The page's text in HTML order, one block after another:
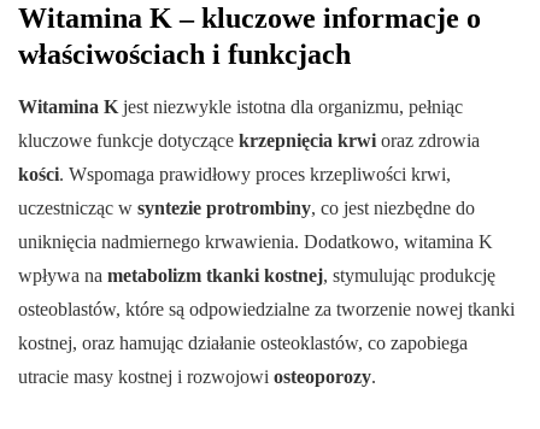
Witamina K – kluczowe informacje o
właściwościach i funkcjach
Witamina K jest niezwykle istotna dla organizmu, pełniąc
kluczowe funkcje dotyczące krzepnięcia krwi oraz zdrowia
kości. Wspomaga prawidłowy proces krzepliwości krwi,
uczestnicząc w syntezie protrombiny, co jest niezbędne do
uniknięcia nadmiernego krwawienia. Dodatkowo, witamina K
wpływa na metabolizm tkanki kostnej, stymulując produkcję
osteoblastów, które są odpowiedzialne za tworzenie nowej tkanki
kostnej, oraz hamując działanie osteoklastów, co zapobiega
utracie masy kostnej i rozwojowi osteoporozy.